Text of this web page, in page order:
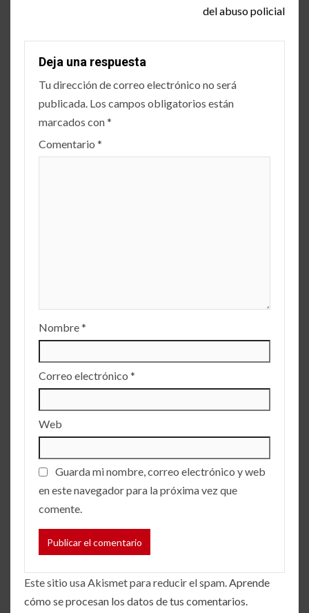
del abuso policial
Deja una respuesta
Tu dirección de correo electrónico no será
publicada. Los campos obligatorios están
marcados con*
Comentario *
Nombre*
Correo electrónico *
Web
Guarda mi nombre, correo electrónico y web
en este navegador para la próxima vez que
comente.
Este sitio usa Akismet para reducir el spam.Aprende
cómo se procesan los datos de tus comentarios.